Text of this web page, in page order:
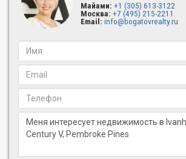
Майами: +1 (305) 613-3122
Москва: +7 (495) 215-2211
Email: info@bogatovrealty.ru